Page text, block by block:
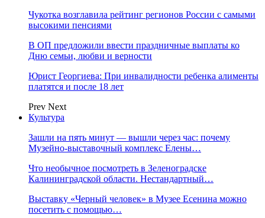
Чукотка возглавила рейтинг регионов России с самыми
высокими пенсиями
В ОП предложили ввести праздничные выплаты ко
Дню семьи, любви и верности
Юрист Георгиева: При инвалидности ребенка алименты
платятся и после 18 лет
Prev Next
Культура
Зашли на пять минут — вышли через час: почему
Музейно-выставочный комплекс Елены…
Что необычное посмотреть в Зеленоградске
Калининградской области. Нестандартный…
Выставку «Черный человек» в Музее Есенина можно
посетить с помощью…